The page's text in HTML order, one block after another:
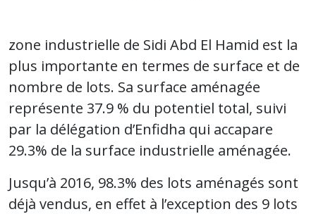
zone industrielle de Sidi Abd El Hamid est la
plus importante en termes de surface et de
nombre de lots. Sa surface aménagée
représente 37.9 % du potentiel total, suivi
par la délégation d’Enfidha qui accapare
29.3% de la surface industrielle aménagée.
Jusqu’à 2016, 98.3% des lots aménagés sont
déjà vendus, en effet à l’exception des 9 lots